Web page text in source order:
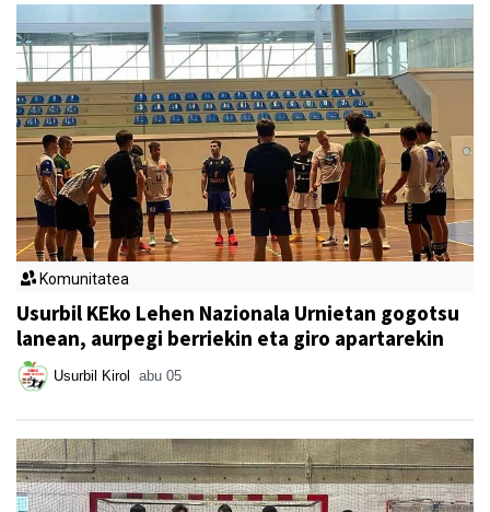
Komunitatea
Usurbil KEko Lehen Nazionala Urnietan gogotsu
lanean, aurpegi berriekin eta giro apartarekin
Usurbil Kirol abu 05